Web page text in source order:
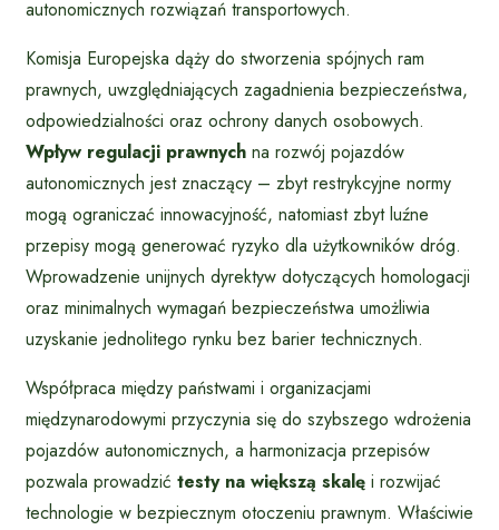
autonomicznych rozwiązań transportowych.
Komisja Europejska dąży do stworzenia spójnych ram
prawnych, uwzględniających zagadnienia bezpieczeństwa,
odpowiedzialności oraz ochrony danych osobowych.
Wpływ regulacji prawnych na rozwój pojazdów
autonomicznych jest znaczący – zbyt restrykcyjne normy
mogą ograniczać innowacyjność, natomiast zbyt luźne
przepisy mogą generować ryzyko dla użytkowników dróg.
Wprowadzenie unijnych dyrektyw dotyczących homologacji
oraz minimalnych wymagań bezpieczeństwa umożliwia
uzyskanie jednolitego rynku bez barier technicznych.
Współpraca między państwami i organizacjami
międzynarodowymi przyczynia się do szybszego wdrożenia
pojazdów autonomicznych, a harmonizacja przepisów
pozwala prowadzić testy na większą skalę i rozwijać
technologie w bezpiecznym otoczeniu prawnym. Właściwie